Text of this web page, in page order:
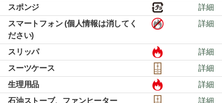
スポンジ
詳細
スマートフォン (個人情報は消してく
ださい)
詳細
スリッパ
詳細
スーツケース
詳細
生理用品
詳細
石油ストーブ、ファンヒーター
詳細